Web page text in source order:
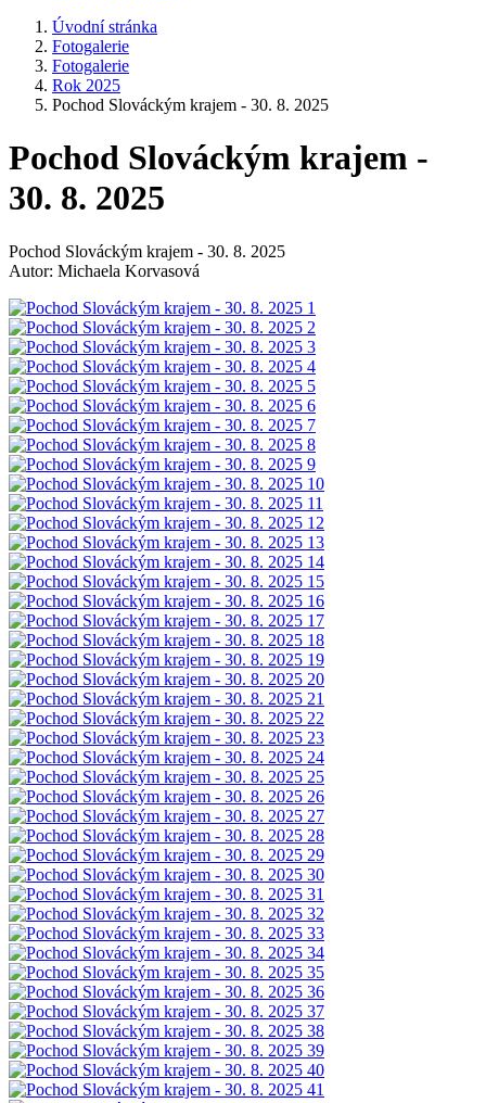
Úvodní stránka
Fotogalerie
Fotogalerie
Rok 2025
Pochod Slováckým krajem - 30. 8. 2025
Pochod Slováckým krajem -
30. 8. 2025
Pochod Slováckým krajem - 30. 8. 2025
Autor: Michaela Korvasová